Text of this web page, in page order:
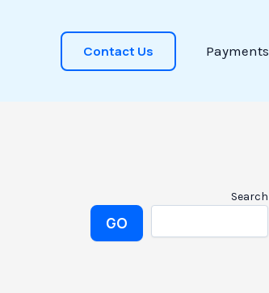
Payments
Contact Us
Search
GO